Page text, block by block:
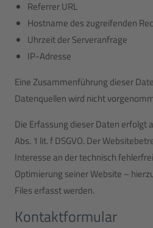
Referrer URL
Hostname des zugreifenden
Uhrzeit der Serveranfrage
IP-Adresse
Eine Zusammenführung dieser
Datenquellen wird nicht
Die Erfassung dieser Daten erfolgt
Abs. 1 lit. f DSGVO. Der
Interesse an der technisch
Optimierung seiner Website –
Files erfasst werden.
Kontaktformular